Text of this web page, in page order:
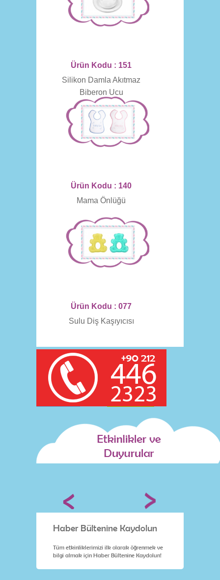
Ürün Kodu : 151
Silikon Damla Akıtmaz
Biberon Ucu
Ürün Kodu : 140
Mama Önlüğü
Ürün Kodu : 077
Sulu Diş Kaşıyıcısı
Haber Bültenine Kaydolun
Tüm etkinliklerimizi ilk olarak öğrenmek ve
bilgi almak için Haber Bültenine Kaydolun!